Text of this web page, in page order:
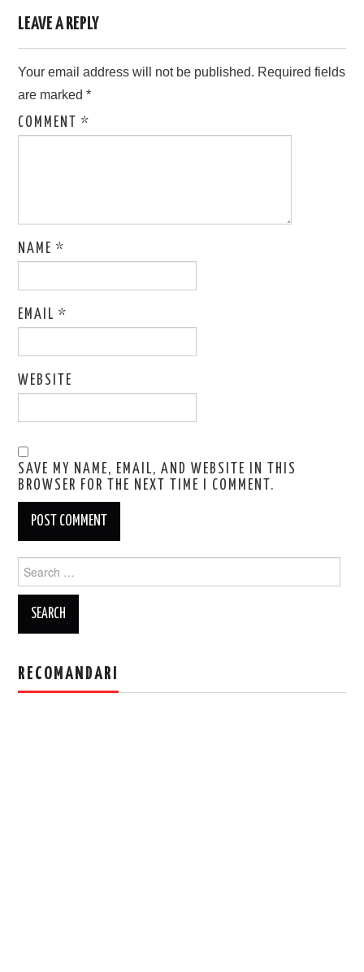
LEAVE A REPLY
Your email address will not be published. Required fields
are marked*
COMMENT*
NAME*
EMAIL*
WEBSITE
SAVE MY NAME, EMAIL, AND WEBSITE IN THIS
BROWSER FOR THE NEXT TIME I COMMENT.
for:
RECOMANDARI